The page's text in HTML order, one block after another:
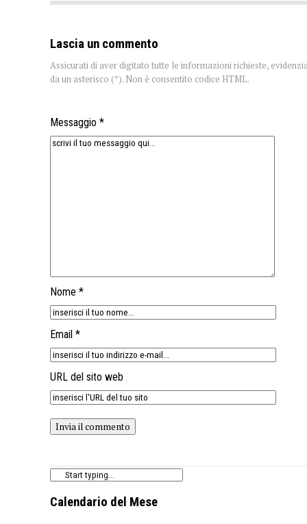
Lascia un commento
Assicurati di aver digitato tutte le informazioni richieste,
da un asterisco (*). Non è consentito codice HTML.
Messaggio *
Nome *
Email *
URL del sito web
Calendario del Mese